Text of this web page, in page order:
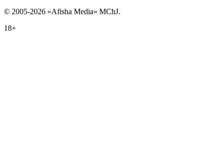
© 2005-2026 «Afisha Media» MChJ.
18+